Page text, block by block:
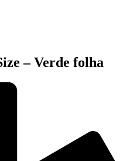
– Verde folha